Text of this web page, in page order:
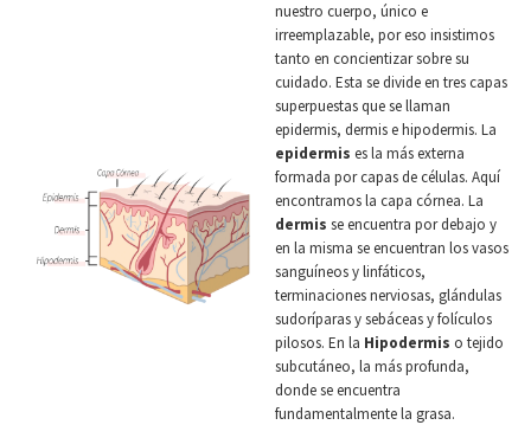
nuestro cuerpo, único e
irreemplazable, por eso insistimos
tanto en concientizar sobre su
cuidado. Esta se divide en tres capas
superpuestas que se llaman
epidermis, dermis e hipodermis. La
epidermis es la más externa
formada por capas de células. Aquí
encontramos la capa córnea. La
dermis se encuentra por debajo y
en la misma se encuentran los vasos
sanguíneos y linfáticos,
terminaciones nerviosas, glándulas
sudoríparas y sebáceas y folículos
pilosos. En la Hipodermis o tejido
subcutáneo, la más profunda,
donde se encuentra
fundamentalmente la grasa.